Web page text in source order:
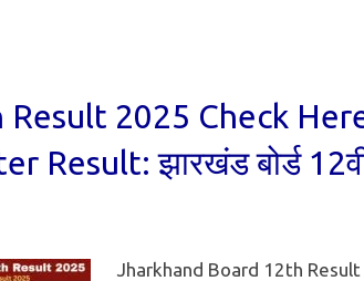
Result 2025 Check
Result: झारखंड बोर्ड
Jharkhand Board 12th Result